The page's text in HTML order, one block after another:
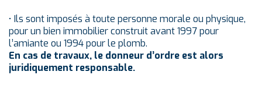
• Ils sont imposés à toute personne morale ou physique,
pour un bien immobilier construit avant 1997 pour
l’amiante ou 1994 pour le plomb.
En cas de travaux, le donneur d’ordre est alors
juridiquement responsable.